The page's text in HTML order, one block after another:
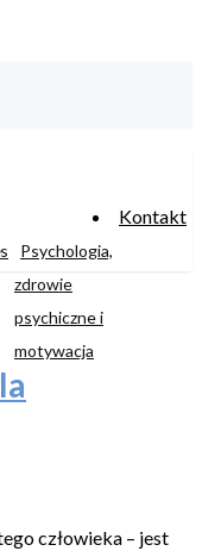
Psychologia,
zdrowie
psychiczne i
motywacja
Kontakt
człowieka – jest